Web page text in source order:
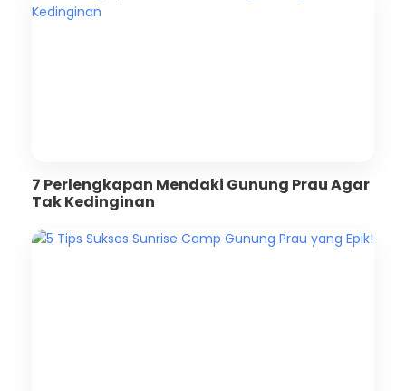
7 Perlengkapan Mendaki Gunung Prau Agar
Tak Kedinginan